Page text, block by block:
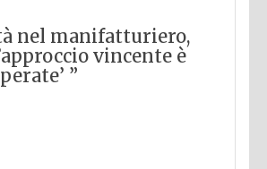
nel manifatturiero,
vincente è
”